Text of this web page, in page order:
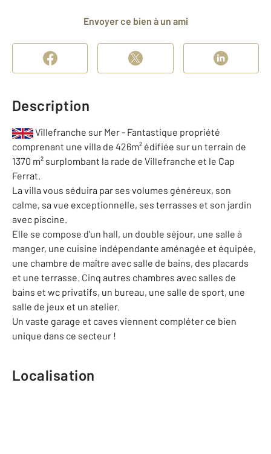
Envoyer ce bien à un ami
Description
Villefranche sur Mer - Fantastique propriété
comprenant une villa de 426m² édifiée sur un terrain de
1370 m² surplombant la rade de Villefranche et le Cap
Ferrat.
La villa vous séduira par ses volumes généreux, son
calme, sa vue exceptionnelle, ses terrasses et son jardin
avec piscine.
Elle se compose d'un hall, un double séjour, une salle à
manger, une cuisine indépendante aménagée et équipée,
une chambre de maître avec salle de bains, des placards
et une terrasse. Cinq autres chambres avec salles de
bains et wc privatifs, un bureau, une salle de sport, une
salle de jeux et un atelier.
Un vaste garage et caves viennent compléter ce bien
unique dans ce secteur !
Localisation